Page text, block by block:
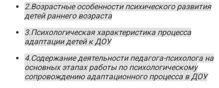
2.Возрастные особенности психического развития
детей раннего возраста
3.Психологическая характеристика процесса
адаптации детей к ДОУ
4.Содержание деятельности педагога-психолога на
основных этапах работы по психологическому
сопровождению адаптационного процесса в ДОУ